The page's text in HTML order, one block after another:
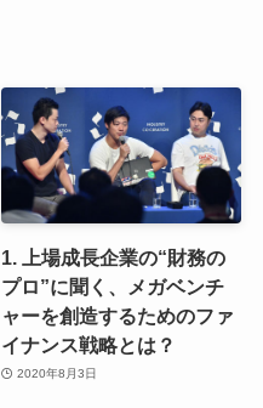
1. 上場成長企業の“財務の
プロ”に聞く、メガベンチ
ャーを創造するためのファ
イナンス戦略とは？
2020年8月3日